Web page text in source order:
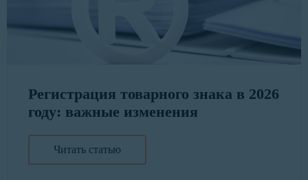
Регистрация товарного знака в 2026
году: важные изменения
Читать статью